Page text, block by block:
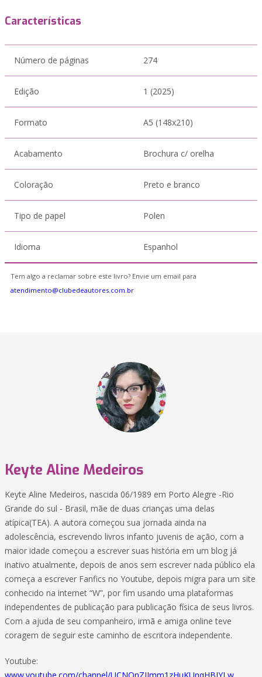
Características
Número de páginas 274
Edição 1 (2025)
Formato A5 (148x210)
Acabamento Brochura c/ orelha
Coloração Preto e branco
Tipo de papel Polen
Idioma Espanhol
Tem algo a reclamar sobre este livro? Envie um email para
atendimento@clubedeautores.com.br
Keyte Aline Medeiros
Keyte Aline Medeiros, nascida 06/1989 em Porto Alegre -Rio
Grande do sul - Brasil, mãe de duas crianças uma delas
atípica(TEA). A autora começou sua jornada ainda na
adolescência, escrevendo livros infanto juvenis de ação, com a
maior idade começou a escrever suas história em um blog já
inativo atualmente, depois de anos sem escrever nada público ela
começa a escrever Fanfics no Youtube, depois migra para um site
conhecido na internet “W”, por fim usando uma plataformas
independentes de publicação para publicação física de seus livros.
Com a ajuda de seu companheiro, irmã e amiga online teve
coragem de seguir este caminho de escritora independente.
Youtube: